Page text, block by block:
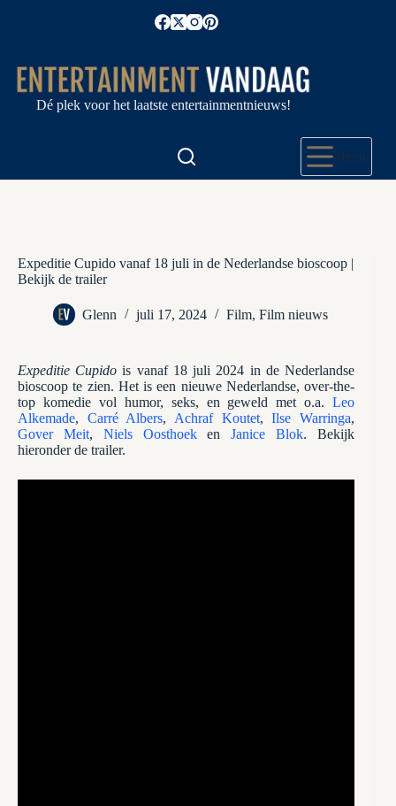
Dé plek voor het laatste entertainmentnieuws!
Menu
Expeditie Cupido vanaf 18 juli in de Nederlandse bioscoop |
Bekijk de trailer
Glenn juli 17, 2024 Film, Film nieuws
Expeditie Cupido is vanaf 18 juli 2024 in de Nederlandse
bioscoop te zien. Het is een nieuwe Nederlandse, over-the-
top komedie vol humor, seks, en geweld met o.a.Leo
Alkemade, Carré Albers, Achraf Koutet,Ilse Warringa,
Gover Meit, Niels OosthoekenJanice Blok. Bekijk
hieronder de trailer.